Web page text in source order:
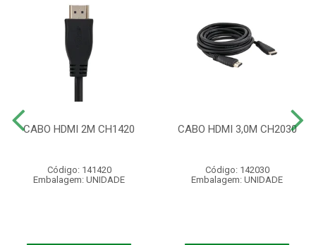
CABO HDMI 2M CH1420
Código: 141420
Embalagem: UNIDADE
CABO HDMI 3,0M CH2030
Código: 142030
Embalagem: UNIDADE